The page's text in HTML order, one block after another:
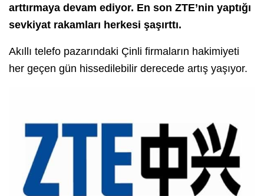
arttırmaya devam ediyor. En son ZTE’nin yaptığı
sevkiyat rakamları herkesi şaşırttı.
Akıllı telefo pazarındaki Çinli firmaların hakimiyeti
her geçen gün hissedilebilir derecede artış yaşıyor.